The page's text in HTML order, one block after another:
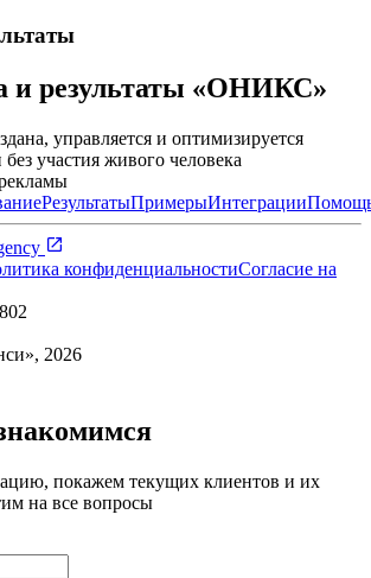
и результаты «ОНИКС»
управляется и оптимизируется
участия живого человека
РезультатыПримерыИнтеграции
конфиденциальностиСогласие на
, 2026
покажем текущих клиентов и их
на все вопросы